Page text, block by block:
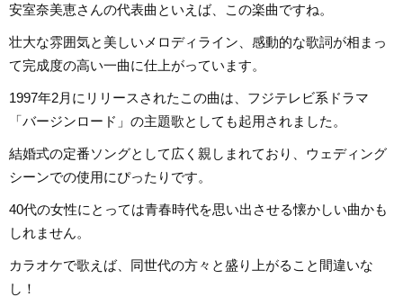
安室奈美恵さんの代表曲といえば、この楽曲ですね。
壮大な雰囲気と美しいメロディライン、感動的な歌詞が相まっ
て完成度の高い一曲に仕上がっています。
1997年2月にリリースされたこの曲は、フジテレビ系ドラマ
「バージンロード」の主題歌としても起用されました。
結婚式の定番ソングとして広く親しまれており、ウェディング
シーンでの使用にぴったりです。
40代の女性にとっては青春時代を思い出させる懐かしい曲かも
しれません。
カラオケで歌えば、同世代の方々と盛り上がること間違いな
し！